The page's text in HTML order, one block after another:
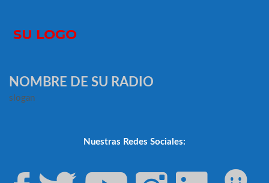
NOMBRE DE SU RADIO
slogan
Nuestras Redes Sociales: